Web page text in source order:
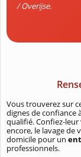
/ Overijse.
Vous trouverez sur
dignes de confiance
qualifié. Confiez-
encore, le lavage de
domicile pour un
professionnels.